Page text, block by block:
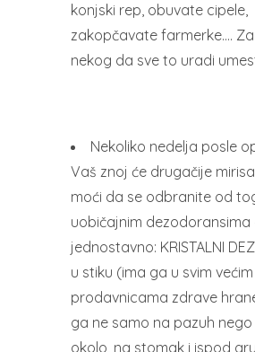
konjski rep, obuvate cipele,
zakopčavate farmerke….
nekog da sve to uradi
Nekoliko nedelja posle
Vaš znoj će drugačije
moći da se odbranite od
uobičajnim dezodoransima
jednostavno: KRISTALNI
u stiku (ima ga u svim većim
prodavnicama zdrave
ga ne samo na pazuh nego
okolo, na stomak i ispod